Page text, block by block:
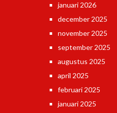
januari 2026
december 2025
november 2025
september 2025
augustus 2025
april 2025
februari 2025
januari 2025